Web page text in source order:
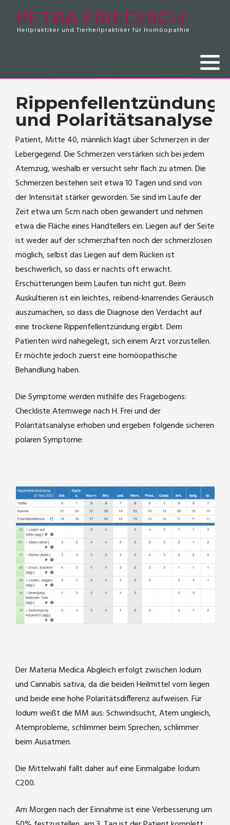
PETRA FRIEDRICH
Heilpraktiker und Tierheilpraktiker für Homöopathie
Rippenfellentzündung
und Polaritätsanalyse
Patient, Mitte 40, männlich klagt über Schmerzen in der
Lebergegend. Die Schmerzen verstärken sich bei jedem
Atemzug, weshalb er versucht sehr flach zu atmen. Die
Schmerzen bestehen seit etwa 10 Tagen und sind von
der Intensität stärker geworden. Sie sind im Laufe der
Zeit etwa um 5cm nach oben gewandert und nehmen
etwa die Fläche eines Handtellers ein. Liegen auf der Seite
ist weder auf der schmerzhaften noch der schmerzlosen
möglich, selbst das Liegen auf dem Rücken ist
beschwerlich, so dass er nachts oft erwacht.
Erschütterungen beim Laufen tun nicht gut. Beim
Auskultieren ist ein leichtes, reibend-knarrendes Geräusch
auszumachen, so dass die Diagnose den Verdacht auf
eine trockene Rippenfellentzündung ergibt. Dem
Patienten wird nahegelegt, sich einem Arzt vorzustellen.
Er möchte jedoch zuerst eine homöopathische
Behandlung haben.
Die Symptome werden mithilfe des Fragebogens:
Checkliste Atemwege nach H. Frei und der
Polaritätsanalyse erhoben und ergeben folgende sicheren
polaren Symptome:
Der Materia Medica Abgleich erfolgt zwischen Iodum
und Cannabis sativa, da die beiden Heilmittel vorn liegen
und beide eine hohe Polaritätsdifferenz aufweisen. Für
Iodum weißt die MM aus: Schwindsucht, Atem ungleich,
Atemprobleme, schlimmer beim Sprechen, schlimmer
beim Ausatmen.
Die Mittelwahl fällt daher auf eine Einmalgabe Iodum
C200.
Am Morgen nach der Einnahme ist eine Verbesserung um
Revierärger bei Katzen
Pferd mit Ekzem
Vom Hotspot zur Lungenentzündung
Kippfensterkatze
Dem Fuchs entkommen!
Katze mit Radialislähmung
Katzenschnupfen
Katerkämpfe
August der Starke
Laufente läuft nicht mehr
Amputation
Mauzi frißt nicht mehr
Mauzi hat gekämpft!
Spike frißt nur vom Löffel
Phosphor
Lachesis
Sulphur
Belladonna
Natrium sulfuricum
unserem Appaloosamix
Bauchschmerzen unklarer Herkunft
Husten und Sinusitis
Blasenentzündung
Akutbehandlung Infekt
Schlüsselbeinbruch
Medorrhinum-Fall
Carbolicum acidum
Kummer durch Kippfensterkatze
Phytolacca
Wie Aranea ixobola die Haare bei einem
kleinen Mädchen wieder wachsen läßt
Rosacea - homöopathisch deutlich
Die Waldklapperschlange half bei PMS
und dabei, das "Ich" wiederzufinden
heftige Bauchschmerzen nach Ärger
Hüftgelenksbeschwerden ausgerechnet
im Reiturlaub